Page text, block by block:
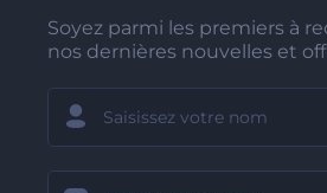
Soyez parmi les premiers à
nos dernières nouvelles et